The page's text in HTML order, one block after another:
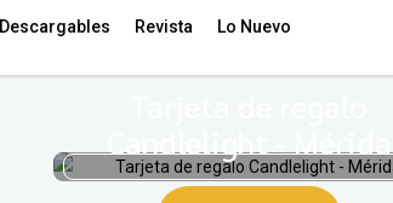
Descargables Revista Lo Nuevo
Candlelight - Mérida